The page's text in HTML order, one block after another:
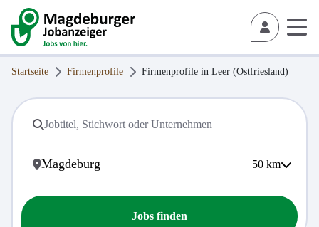
Startseite Firmenprofile Firmenprofile in Leer (Ostfriesland)
50 km
Jobs finden